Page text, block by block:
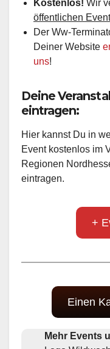
Kostenlos! Wir
öffentlichen
Der Ww-
Deiner Website
uns!
Deine
eintragen:
Hier kannst Du in
Event kostenlos im
Regionen
eintragen.
+
Einen
Mehr Events